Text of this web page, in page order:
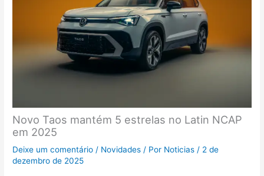
Novo Taos mantém 5 estrelas no Latin NCAP
em 2025
Deixe um comentário / Novidades / Por Noticias / 2 de
dezembro de 2025